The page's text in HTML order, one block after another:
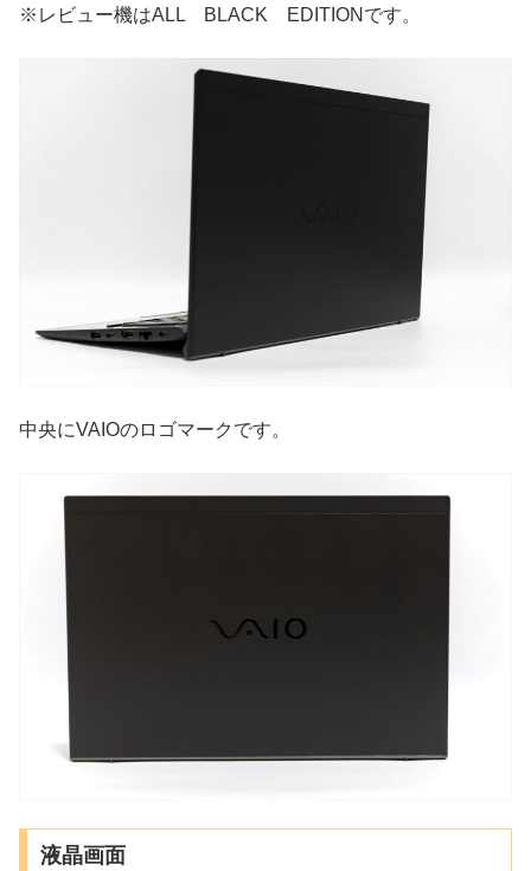
※レビュー機はALL BLACK EDITIONです。
中央にVAIOのロゴマークです。
液晶画面